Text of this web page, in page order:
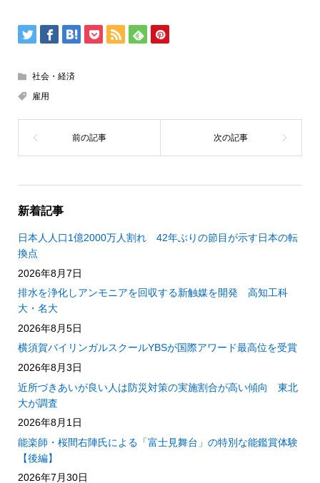
社会・経済
雇用
新着記事
日本人人口1億2000万人割れ 42年ぶりの節目が示す日本の転
換点
2026年8月7日
排水を浄化しアンモニアを回収する新触媒を開発 高知工科
大・名大
2026年8月5日
横須賀バイリンガルスクールYBSが国際アワード最高位を受賞
2026年8月3日
近所づきあいが良い人は防災対策の実施割合が高い傾向 東北
大が調査
2026年8月1日
能楽師・桜間右陣氏による「富士見舞台」の特別な能鑑賞体験
【後編】
2026年7月30日